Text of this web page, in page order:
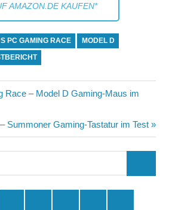
AMAZON.DE KAUFEN*
PC GAMING RACE MODEL D
Race – Model D Gaming-Maus im
Summoner Gaming-Tastatur im Test